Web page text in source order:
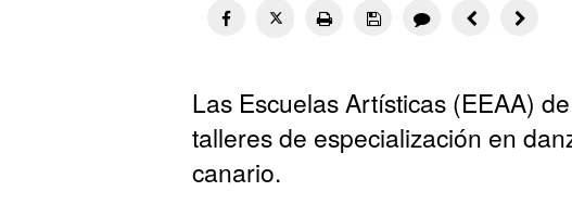
Las Escuelas Artísticas (EEAA)
talleres de especialización en
canario.